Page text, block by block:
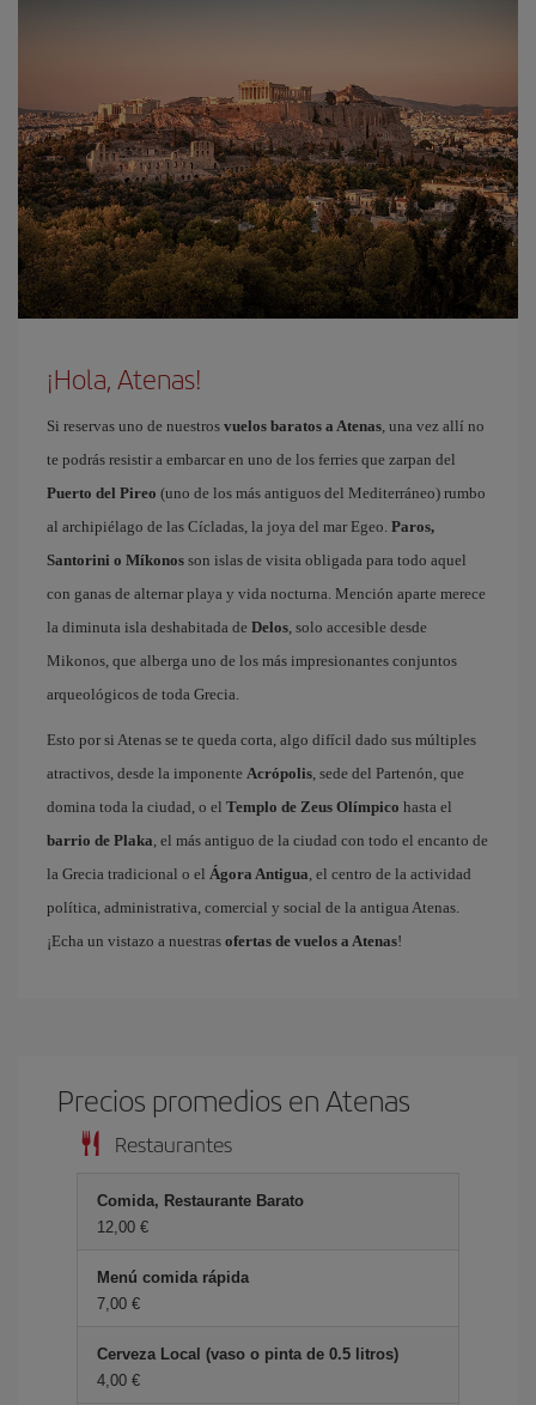
¡Hola, Atenas!
Si reservas uno de nuestros vuelos baratos a Atenas, una vez allí no
te podrás resistir a embarcar en uno de los ferries que zarpan del
Puerto del Pireo (uno de los más antiguos del Mediterráneo) rumbo
al archipiélago de las Cícladas, la joya del mar Egeo. Paros,
Santorini o Míkonos son islas de visita obligada para todo aquel
con ganas de alternar playa y vida nocturna. Mención aparte merece
la diminuta isla deshabitada de Delos, solo accesible desde
Mikonos, que alberga uno de los más impresionantes conjuntos
arqueológicos de toda Grecia.
Esto por si Atenas se te queda corta, algo difícil dado sus múltiples
atractivos, desde la imponente Acrópolis, sede del Partenón, que
domina toda la ciudad, o el Templo de Zeus Olímpico hasta el
barrio de Plaka, el más antiguo de la ciudad con todo el encanto de
la Grecia tradicional o el Ágora Antigua, el centro de la actividad
política, administrativa, comercial y social de la antigua Atenas.
¡Echa un vistazo a nuestras ofertas de vuelos a Atenas!
Precios promedios en Atenas
Restaurantes
Comida, Restaurante Barato
12,00 €
Menú comida rápida
7,00 €
Cerveza Local (vaso o pinta de 0.5 litros)
4,00 €